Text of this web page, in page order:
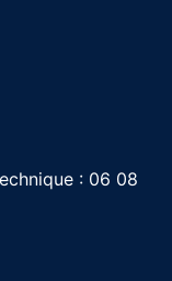
: 06 08